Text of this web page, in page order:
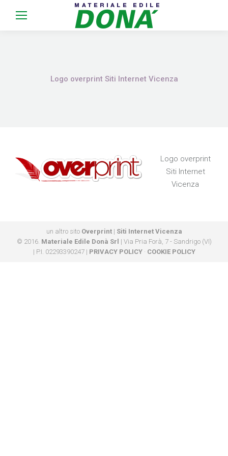
Logo overprint Siti Internet Vicenza
Logo overprint
Siti Internet
Vicenza
un altro sito Overprint| Siti Internet Vicenza
© 2016. Materiale Edile Donà Srl | Via Pria Forà, 7 - Sandrigo (VI)
| P.I. 02293390247 | PRIVACY POLICY· COOKIE POLICY